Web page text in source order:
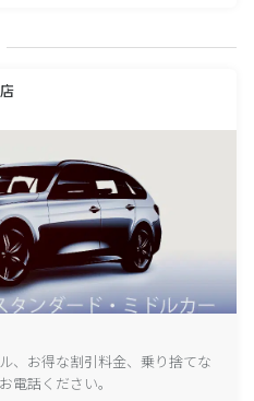
、お得な割引料金、乗り捨てな
電話ください。